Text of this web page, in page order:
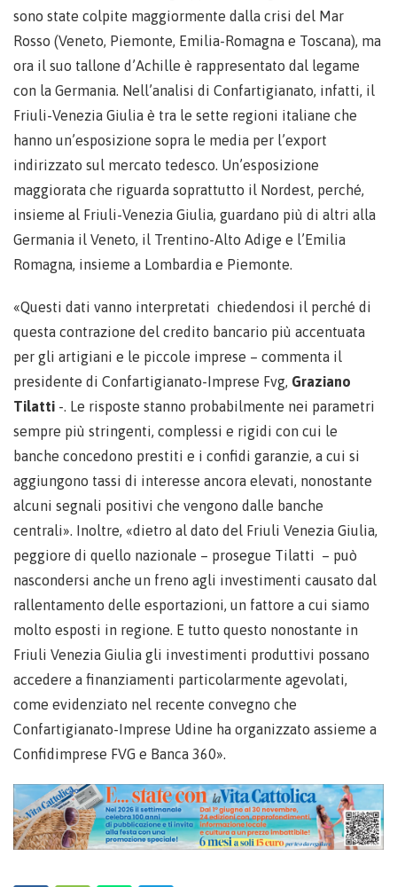
sono state colpite maggiormente dalla crisi del Mar
Rosso (Veneto, Piemonte, Emilia-Romagna e Toscana), ma
ora il suo tallone d’Achille è rappresentato dal legame
con la Germania. Nell’analisi di Confartigianato, infatti, il
Friuli-Venezia Giulia è tra le sette regioni italiane che
hanno un’esposizione sopra le media per l’export
indirizzato sul mercato tedesco. Un’esposizione
maggiorata che riguarda soprattutto il Nordest, perché,
insieme al Friuli-Venezia Giulia, guardano più di altri alla
Germania il Veneto, il Trentino-Alto Adige e l’Emilia
Romagna, insieme a Lombardia e Piemonte.
«Questi dati vanno interpretati chiedendosi il perché di
questa contrazione del credito bancario più accentuata
per gli artigiani e le piccole imprese – commenta il
presidente di Confartigianato-Imprese Fvg, Graziano
Tilatti -. Le risposte stanno probabilmente nei parametri
sempre più stringenti, complessi e rigidi con cui le
banche concedono prestiti e i confidi garanzie, a cui si
aggiungono tassi di interesse ancora elevati, nonostante
alcuni segnali positivi che vengono dalle banche
centrali». Inoltre, «dietro al dato del Friuli Venezia Giulia,
peggiore di quello nazionale – prosegue Tilatti – può
nascondersi anche un freno agli investimenti causato dal
rallentamento delle esportazioni, un fattore a cui siamo
molto esposti in regione. E tutto questo nonostante in
Friuli Venezia Giulia gli investimenti produttivi possano
accedere a finanziamenti particolarmente agevolati,
come evidenziato nel recente convegno che
Confartigianato-Imprese Udine ha organizzato assieme a
Confidimprese FVG e Banca 360».